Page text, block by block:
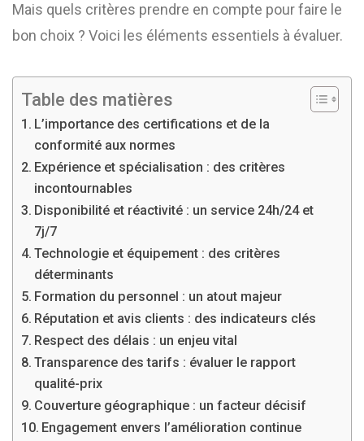
Mais quels critères prendre en compte pour faire le
bon choix ? Voici les éléments essentiels à évaluer.
Table des matières
L’importance des certifications et de la
conformité aux normes
Expérience et spécialisation : des critères
incontournables
Disponibilité et réactivité : un service 24h/24 et
7j/7
Technologie et équipement : des critères
déterminants
Formation du personnel : un atout majeur
Réputation et avis clients : des indicateurs clés
Respect des délais : un enjeu vital
Transparence des tarifs : évaluer le rapport
qualité-prix
Couverture géographique : un facteur décisif
Engagement envers l’amélioration continue